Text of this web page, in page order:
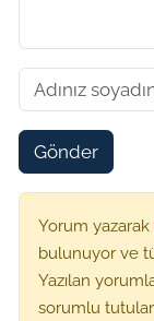
Gönder
Yorum yazarak
bulunuyor ve
Yazılan
sorumlu